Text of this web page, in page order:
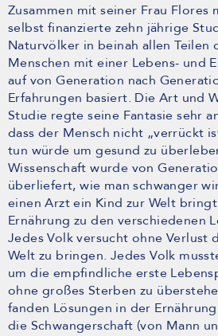
Zusammen mit seiner Frau Flores
selbst finanzierte zehn jährige
Naturvölker in beinah allen Teilen
Menschen mit einer Lebens- und
auf von Generation nach
Erfahrungen basiert. Die Art und
Studie regte seine Fantasie sehr
dass der Mensch nicht „verrückt
tun würde um gesund zu
Wissenschaft wurde von
überliefert, wie man schwanger
einen Arzt ein Kind zur Welt
Ernährung zu den verschiedenen
Jedes Volk versucht ohne Verlust
Welt zu bringen. Jedes Volk
um die empfindliche erste
ohne großes Sterben zu
fanden Lösungen in der
die Schwangerschaft (von Mann